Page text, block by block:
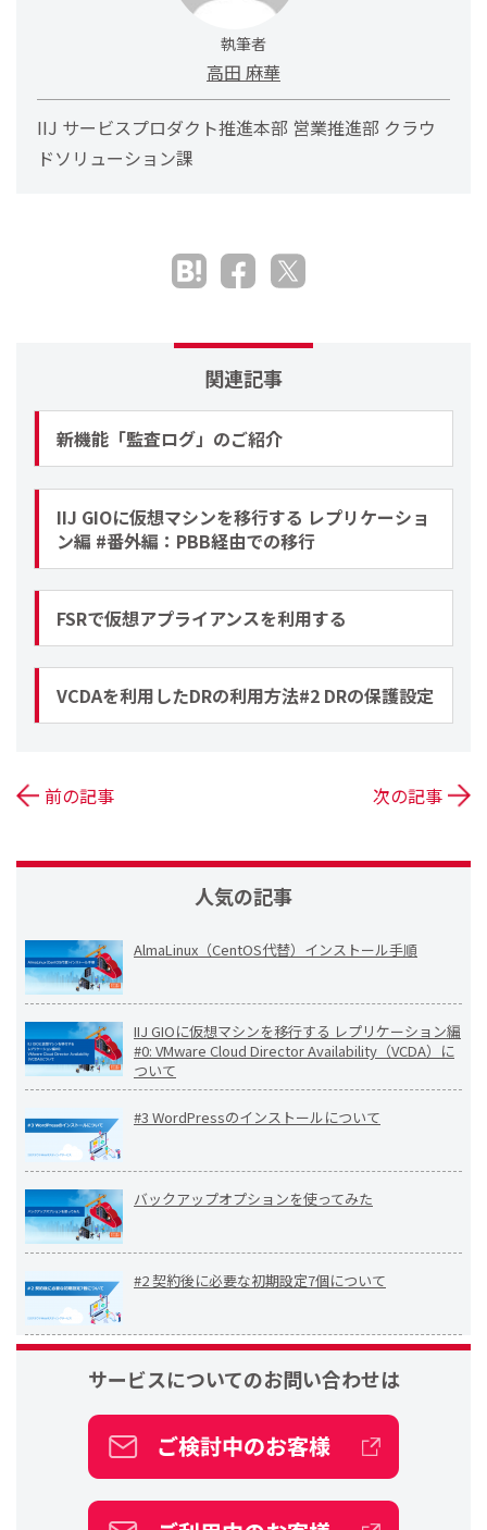
執筆者
高田 麻華
IIJ サービスプロダクト推進本部 営業推進部 クラウ
ドソリューション課
関連記事
新機能「監査ログ」のご紹介
IIJ GIOに仮想マシンを移行する レプリケーショ
ン編 #番外編：PBB経由での移行
FSRで仮想アプライアンスを利用する
VCDAを利用したDRの利用方法#2 DRの保護設定
前の記事 次の記事
人気の記事
AlmaLinux（CentOS代替）インストール手順
IIJ GIOに仮想マシンを移行する レプリケーション編
#0: VMware Cloud Director Availability（VCDA）に
ついて
#3 WordPressのインストールについて
バックアップオプションを使ってみた
#2 契約後に必要な初期設定7個について
サービスについてのお問い合わせは